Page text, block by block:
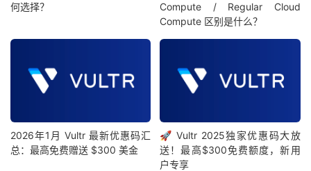
何选择？
Compute / Regular Cloud
Compute 区别是什么？
2026年1月 Vultr 最新优惠码汇
总：最高免费赠送 $300 美金
🚀 Vultr 2025独家优惠码大放
送！最高$300免费额度，新用
户专享